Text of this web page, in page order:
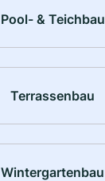
Pool- & Teichbau
Terrassenbau
Wintergartenbau